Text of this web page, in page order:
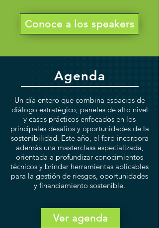
Conoce a los speakers
Agenda
Un día entero que combina espacios de
diálogo estratégico, paneles de alto nivel
y casos prácticos enfocados en los
principales desafíos y oportunidades de la
sostenibilidad. Este año, el foro incorpora
además una masterclass especializada,
orientada a profundizar conocimientos
técnicos y brindar herramientas aplicables
para la gestión de riesgos, oportunidades
y financiamiento sostenible.
Ver agenda